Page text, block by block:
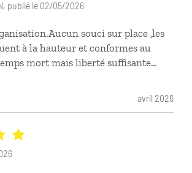
souci sur place ,les
à la hauteur et conformes au
mort mais liberté suffisante
personnelle .Les principaux
avril 2026
publié le 02/05/2026